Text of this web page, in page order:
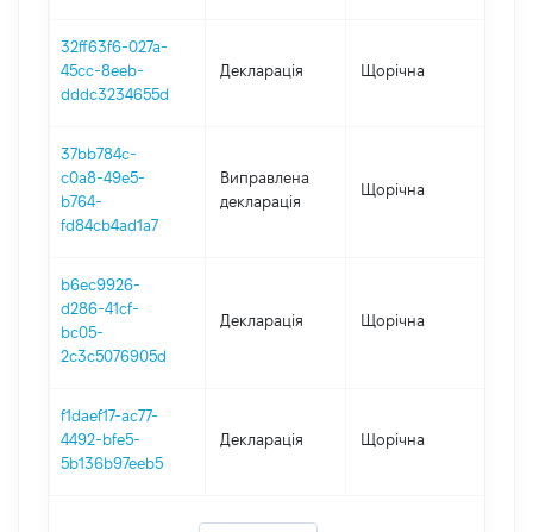
32ff63f6-027a-
45cc-8eeb-
dddc3234655d
Декларація Щорічна
37bb784c-
c0a8-49e5-
b764-
fd84cb4ad1a7
Виправлена
декларація
Щорічна
b6ec9926-
d286-41cf-
bc05-
2c3c5076905d
Декларація Щорічна
f1daef17-ac77-
4492-bfe5-
5b136b97eeb5
Декларація Щорічна